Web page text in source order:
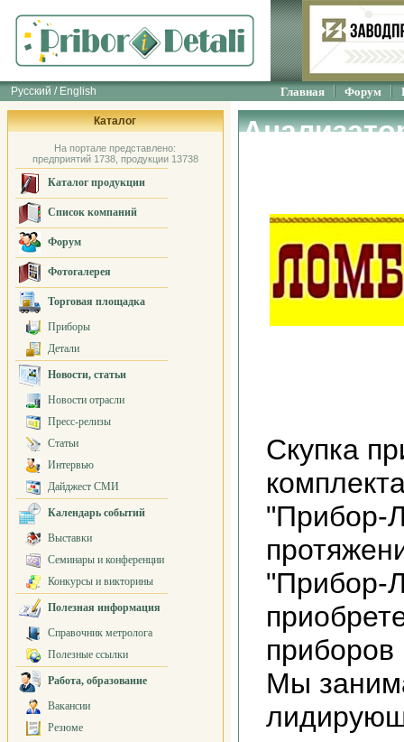
Русский / English Главная Форум
Каталог
На портале представлено:
предприятий 1738, продукции 13738
Каталог продукции
Список компаний
Форум
Фотогалерея
Торговая площадка
Приборы
Детали
Новости, статьи
Новости отрасли
Пресс-релизы
Статьи
Интервью
Дайджест СМИ
Календарь событий
Выставки
Семинары и конференции
Конкурсы и викторины
Полезная информация
Справочник метролога
Полезные ссылки
Работа, образование
Вакансии
Резюме
Скупка
"Прибор-
"Прибор-
Мы